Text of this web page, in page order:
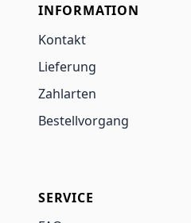
INFORMATION
Kontakt
Lieferung
Zahlarten
Bestellvorgang
SERVICE